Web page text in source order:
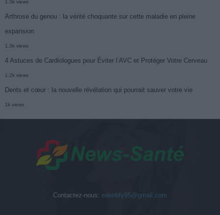
1.3k views
Arthrose du genou : la vérité choquante sur cette maladie en pleine
expansion
1.3k views
4 Astuces de Cardiologues pour Éviter l’AVC et Protéger Votre Cerveau
1.2k views
Dents et cœur : la nouvelle révélation qui pourrait sauver votre vie
1k views
Contactez-nous: edentify95@gmail.com